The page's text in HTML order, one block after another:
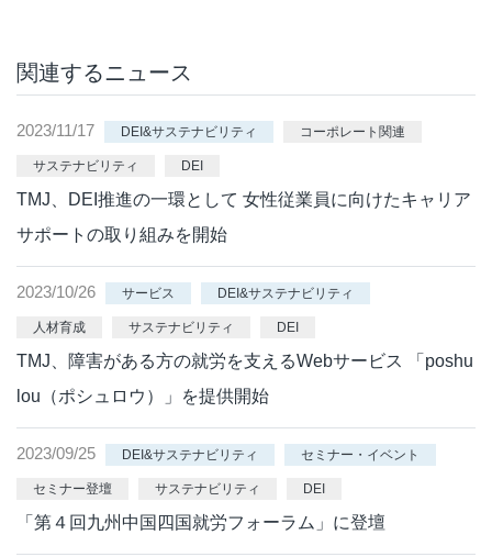
関連するニュース
2023/11/17 DEI&サステナビリティ コーポレート関連
サステナビリティ DEI
TMJ、DEI推進の一環として 女性従業員に向けたキャリア
サポートの取り組みを開始
2023/10/26 サービス DEI&サステナビリティ
人材育成 サステナビリティ DEI
TMJ、障害がある方の就労を支えるWebサービス 「poshu
lou（ポシュロウ）」を提供開始
2023/09/25 DEI&サステナビリティ セミナー・イベント
セミナー登壇 サステナビリティ DEI
「第４回九州中国四国就労フォーラム」に登壇